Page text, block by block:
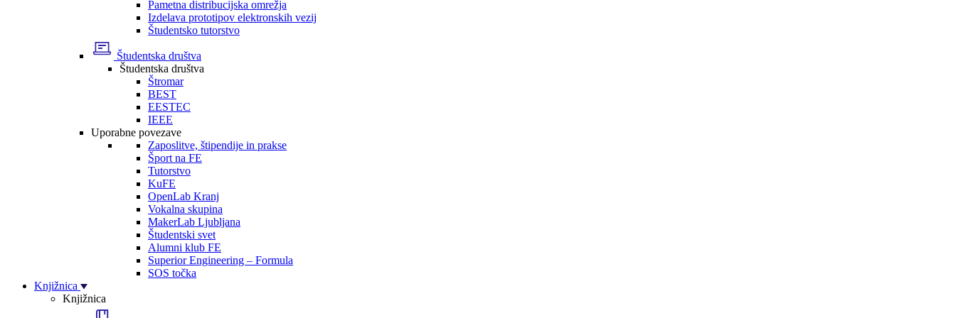
Pametna distribucijska omrežja
Izdelava prototipov elektronskih vezij
Študentsko tutorstvo
Študentska društva
Študentska društva
Štromar
BEST
EESTEC
IEEE
Uporabne povezave
Zaposlitve, štipendije in prakse
Šport na FE
Tutorstvo
KuFE
OpenLab Kranj
Vokalna skupina
MakerLab Ljubljana
Študentski svet
Alumni klub FE
Superior Engineering – Formula
SOS točka
Knjižnica
Knjižnica